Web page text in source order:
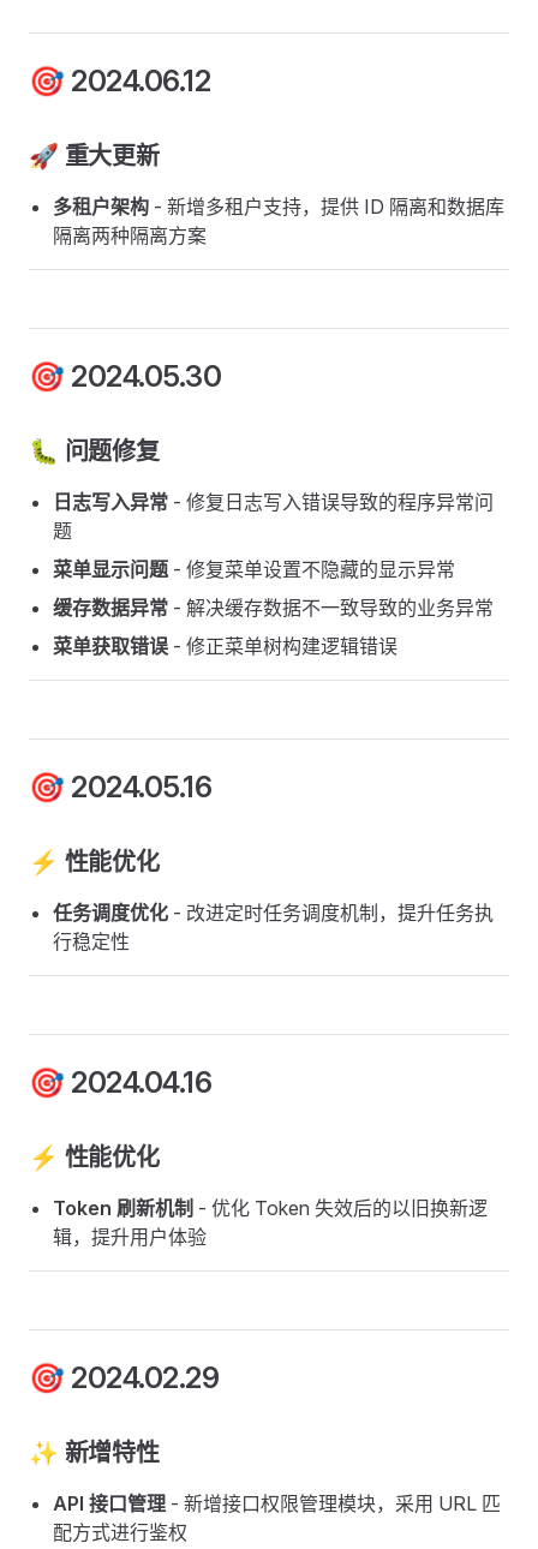
🎯 2024.06.12
🚀 重大更新
多租户架构 - 新增多租户支持，提供 ID 隔离和数据库
隔离两种隔离方案
🎯 2024.05.30
🐛 问题修复
日志写入异常 - 修复日志写入错误导致的程序异常问
题
菜单显示问题- 修复菜单设置不隐藏的显示异常
缓存数据异常 - 解决缓存数据不一致导致的业务异常
菜单获取错误 - 修正菜单树构建逻辑错误
🎯 2024.05.16
⚡ 性能优化
任务调度优化 - 改进定时任务调度机制，提升任务执
行稳定性
🎯 2024.04.16
⚡ 性能优化
Token 刷新机制 - 优化 Token 失效后的以旧换新逻
辑，提升用户体验
🎯 2024.02.29
✨ 新增特性
API 接口管理 - 新增接口权限管理模块，采用 URL 匹
配方式进行鉴权